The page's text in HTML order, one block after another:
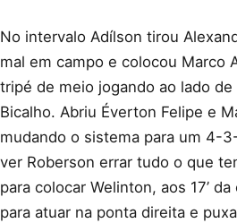
No intervalo Adílson tirou
mal em campo e colocou Marco
tripé de meio jogando ao lado
Bicalho. Abriu Éverton Felipe e
mudando o sistema para um 4-
ver Roberson errar tudo o que
para colocar Welinton, aos 17’
para atuar na ponta direita e